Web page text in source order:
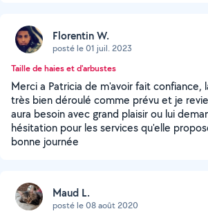
Florentin W.
posté le 01 juil. 2023
Taille de haies et d'arbustes
Merci a Patricia de m'avoir fait confiance,
très bien déroulé comme prévu et je
aura besoin avec grand plaisir ou lui
hésitation pour les services qu'elle
bonne journée
Maud L.
posté le 08 août 2020